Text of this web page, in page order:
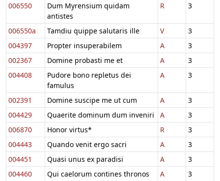
006550
Dum Myrensium quidam
antistes
R 3
006550a Tamdiu quippe salutaris ille V
3
004397
Propter insuperabilem A
3
002367
Domine probasti me et A
3
004408
Pudore bono repletus dei
famulus
A 3
002391 Domine suscipe me ut cum A
3
004429
Quaerite dominum dum inveniri A
3
006870
Honor virtus* R
3
004443
Quando venit ergo sacri A
3
004451
Quasi unus ex paradisi A
3
004460
Qui caelorum contines thronos A 3